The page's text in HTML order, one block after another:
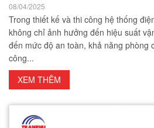
08/04/2025
Trong thiết kế và thi công hệ thống
không chỉ ảnh hưởng đến hiệu suất
đến mức độ an toàn, khả năng phòng
công...
XEM THÊM